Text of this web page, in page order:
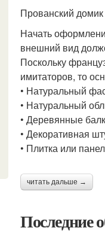
Прованский домик
Начать
внешний вид
Поскольку
имитаторов, то
• Натуральный
• Натуральный
• Деревянные
• Декоративная
• Плитка или
читать дальше →
Последние